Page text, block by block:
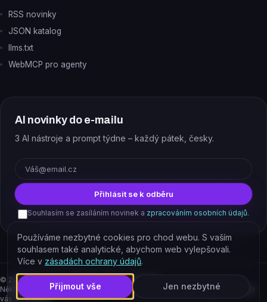
RSS novinky
JSON katalog
llms.txt
WebMCP pro agenty
AI novinky do e-mailu
3 AI nástroje a prompt týdne – každý pátek, česky.
Přihlásit se k odběru
Souhlasím se zasíláním novinek a zpracováním osobních údajů.
© 2026
EJAJ s.r.o. – všechna práva vyhrazena.
Některé odkazy jsou affiliate. Podporujete tím provoz katalogu, cena pro
vás se nemění.
Používáme nezbytné cookies pro chod webu. S vaším
souhlasem také analytické, abychom web vylepšovali.
Více v zásadách ochrany údajů.
Přijmout vše Jen nezbytné